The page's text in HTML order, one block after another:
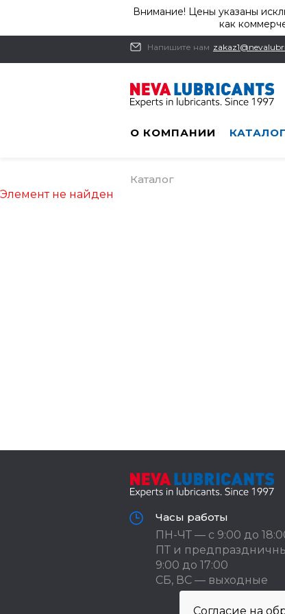
Согласие на
Внимание! Цены указаны
как
Напишите нам
О КОМПАНИИ
Каталог
Элемент не найден
Часы работы
ПН-ЧТ — с 9:00 до
ПТ и
9:00 до 17:00
СБ, ВС — выходные